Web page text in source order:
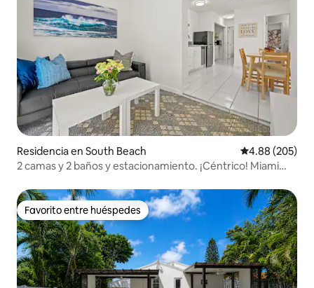
Residencia en South Beach Calificación
4.88 (205)
2 camas y 2 baños y estacionamiento. ¡Céntrico! Miami
Favorito entre huéspedes
Favorito entre huéspedes